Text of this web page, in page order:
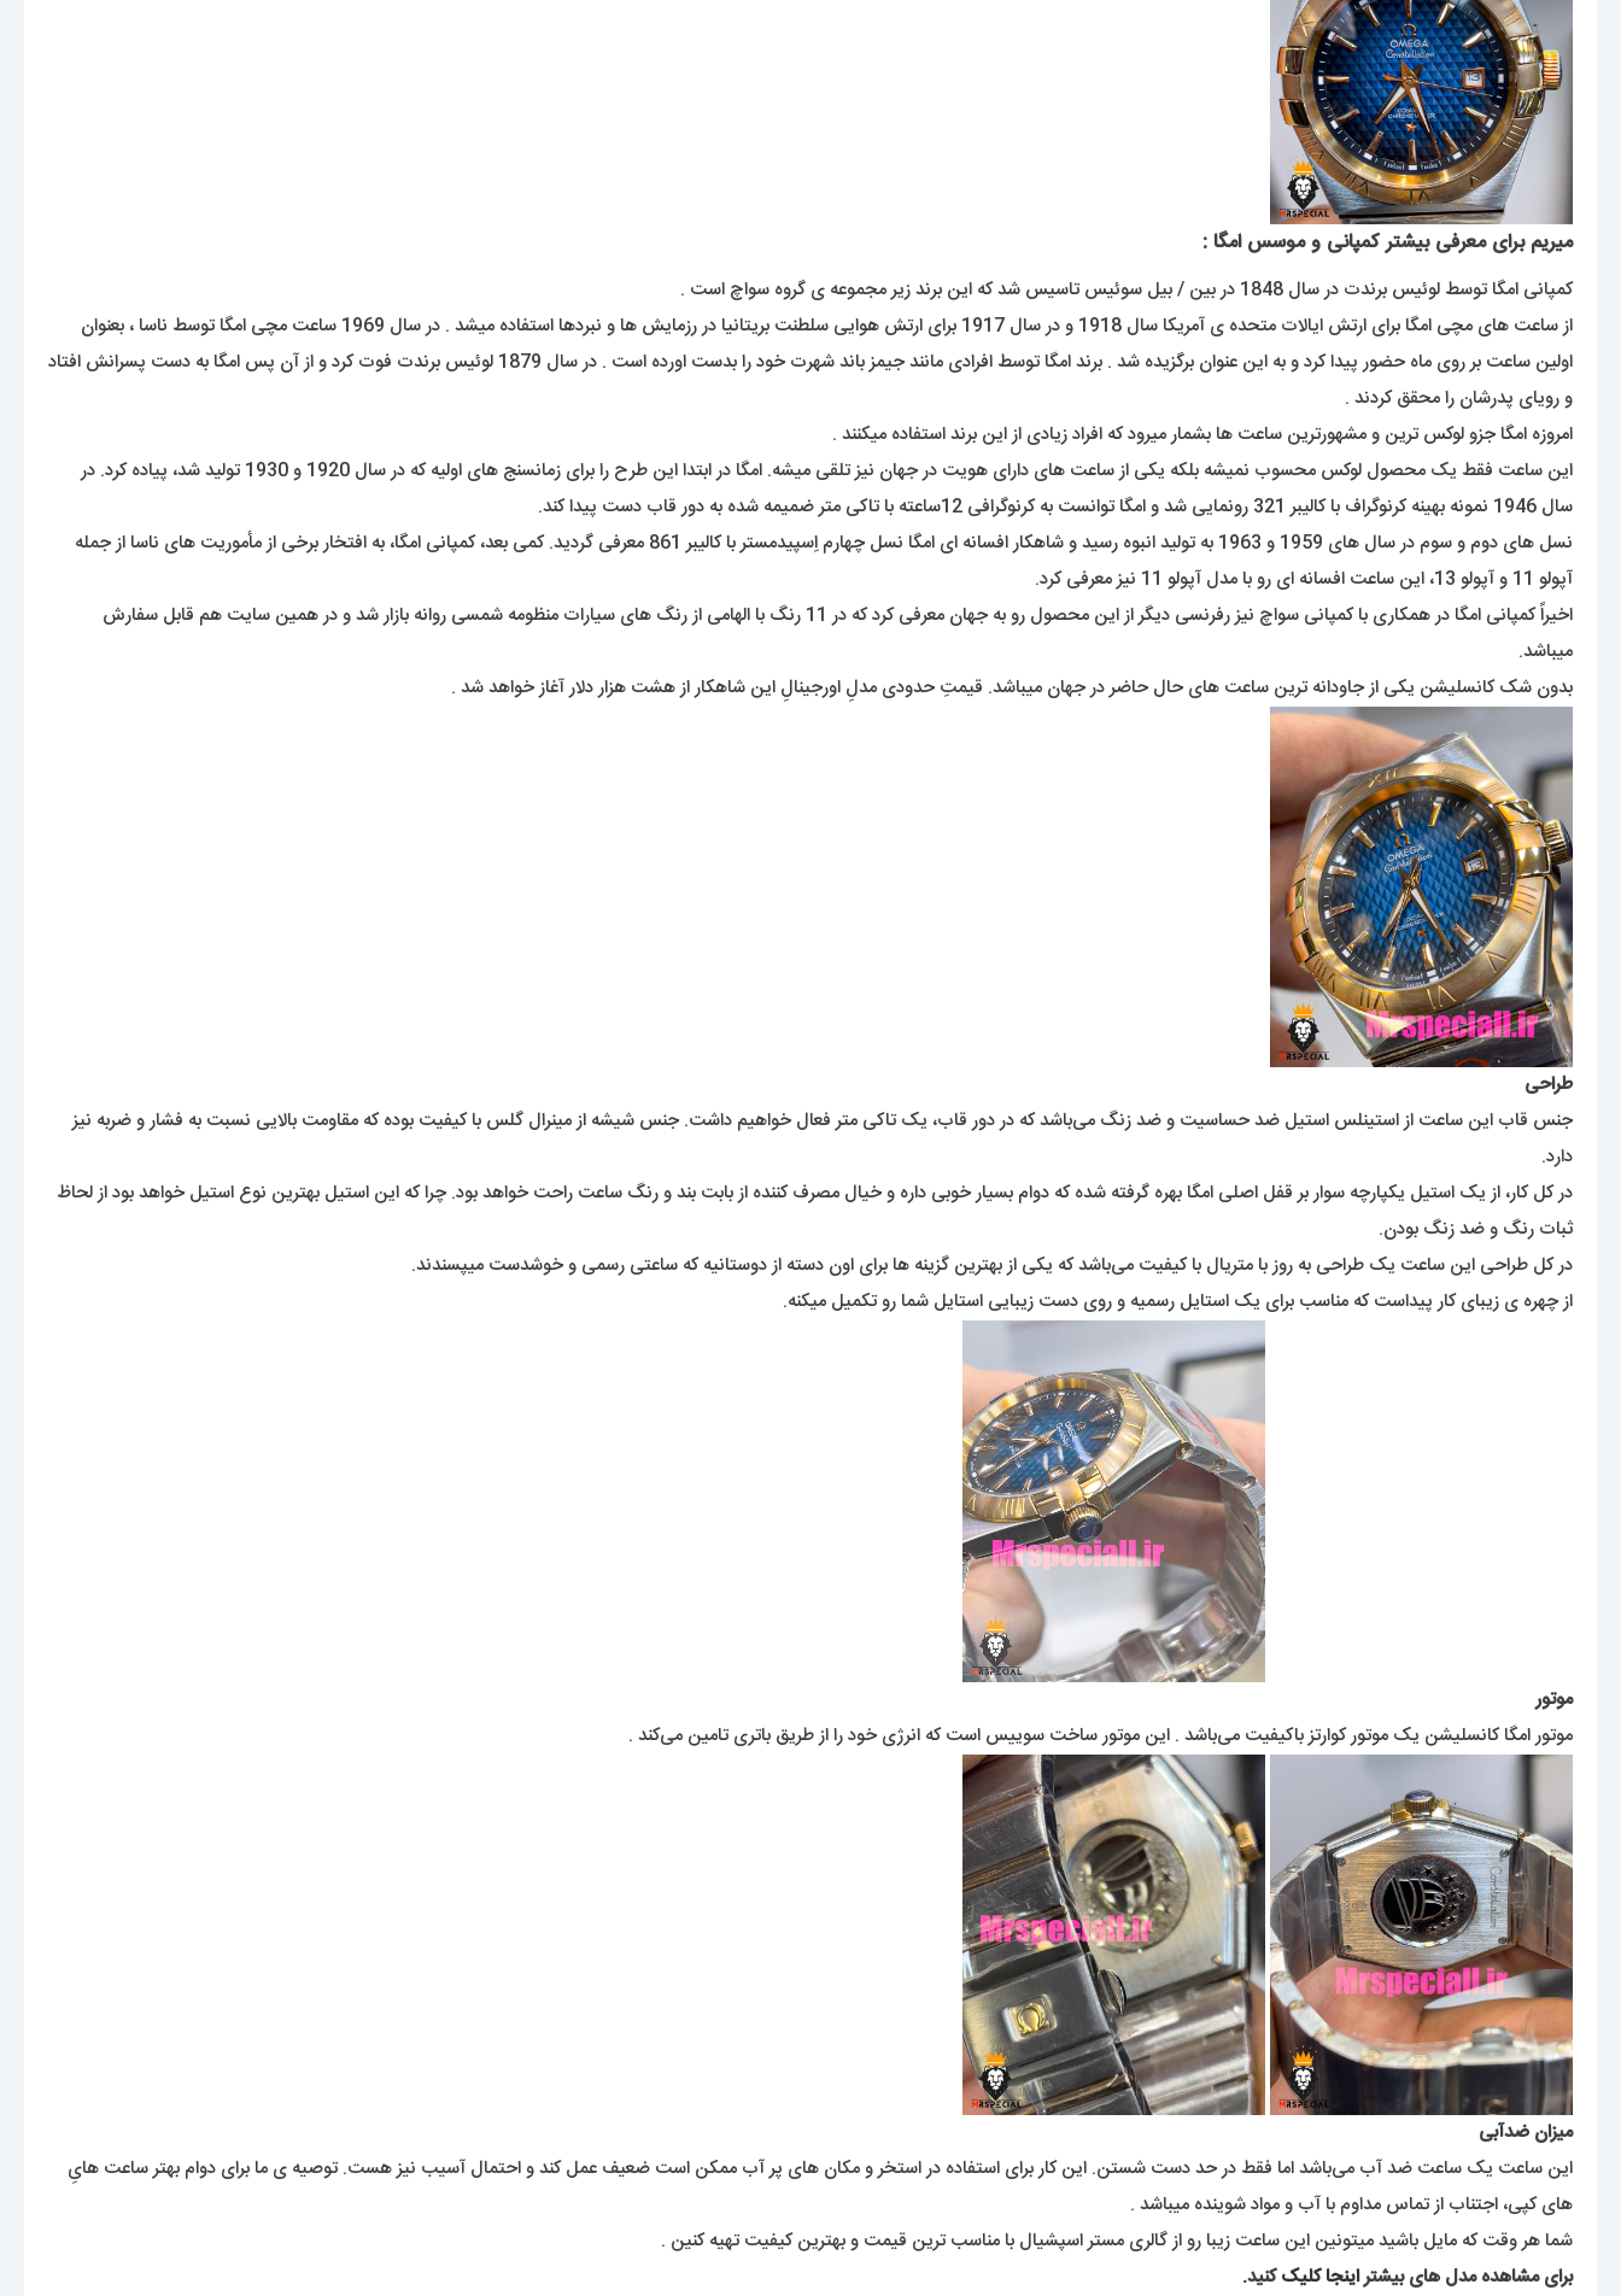
میریم برای معرفی بیشتر کمپانی و موسس امگا :
کمپانی امگا توسط لوئیس برندت در سال 1848 در بین / بیل سوئیس تاسیس شد که این برند زیر مجموعه ی گروه سواچ است .
از ساعت های مچی امگا برای ارتش ایالات متحده ی آمریکا سال 1918 و در سال 1917 برای ارتش هوایی سلطنت بریتانیا در رزمایش ها و نبردها استفاده میشد . در سال 1969 ساعت مچی امگا توسط ناسا ، بعنوان
اولین ساعت بر روی ماه حضور پیدا کرد و به این عنوان برگزیده شد . برند امگا توسط افرادی مانند جیمز باند شهرت خود را بدست اورده است . در سال 1879 لوئیس برندت فوت کرد و از آن پس امگا به دست پسرانش افتاد
و رویای پدرشان را محقق کردند .
امروزه امگا جزو لوکس ترین و مشهورترین ساعت ها بشمار میرود که افراد زیادی از این برند استفاده میکنند .
این ساعت فقط یک محصول لوکس محسوب نمیشه بلکه یکی از ساعت های دارای هویت در جهان نیز تلقی میشه. امگا در ابتدا این طرح را برای زمانسنج های اولیه که در سال 1920 و 1930 تولید شد، پیاده کرد. در
سال 1946 نمونه بهینه کرنوگراف با کالیبر 321 رونمایی شد و امگا توانست به کرنوگرافی 12ساعته با تاکی متر ضمیمه شده به دور قاب دست پیدا کند.
نسل های دوم و سوم در سال های 1959 و 1963 به تولید انبوه رسید و شاهکار افسانه ای امگا نسل چهارم اِسپیدمستر با کالیبر 861 معرفی گردید. کمی بعد، کمپانی امگا، به افتخار برخی از مأموریت های ناسا از جمله
آپولو 11 و آپولو 13، این ساعت افسانه ای رو با مدل آپولو 11 نیز معرفی کرد.
اخیراً کمپانی امگا در همکاری با کمپانی سواچ نیز رفرنسی دیگر از این محصول رو به جهان معرفی کرد که در 11 رنگ با الهامی از رنگ های سیارات منظومه شمسی روانه بازار شد و در همین سایت هم قابل سفارش
میباشد.
بدون شک کانسلیشن یکی از جاودانه ترین ساعت های حال حاضر در جهان میباشد. قیمتِ حدودی مدلِ اورجینالِ این شاهکار از هشت هزار دلار آغاز خواهد شد .
طراحی
جنس قاب این ساعت از استینلس استیل ضد حساسیت و ضد زنگ می‌باشد که در دور قاب، یک تاکی متر فعال خواهیم داشت. جنس شیشه از مینرال گلس با کیفیت بوده که مقاومت بالایی نسبت به فشار و ضربه نیز
دارد.
در کل کار، از یک استیل یکپارچه سوار بر قفل اصلی امگا بهره گرفته شده که دوام بسیار خوبی داره و خیال مصرف کننده از بابت بند و رنگ ساعت راحت خواهد بود. چرا که این استیل بهترین نوع استیل خواهد بود از لحاظ
ثبات رنگ و ضد زنگ بودن.
در کل طراحی این ساعت یک طراحی به روز با متریال با کیفیت می‌باشد که یکی از بهترین گزینه ها برای اون دسته از دوستانیه که ساعتی رسمی و خوشدست میپسندند.
از چهره ی زیبای کار پیداست که مناسب برای یک استایل رسمیه و روی دست زیبایی استایل شما رو تکمیل میکنه.
موتور
موتور امگا کانسلیشن یک موتور کوارتز باکیفیت می‌باشد . این موتور ساخت سوییس است که انرژی خود را از طریق باتری تامین می‌کند .
میزان ضدآبی
این ساعت یک ساعت ضد آب می‌باشد اما فقط در حد دست شستن. این کار برای استفاده در استخر و مکان های پر آب ممکن است ضعیف عمل کند و احتمال آسیب نیز هست. توصیه ی ما برای دوام بهتر ساعت هایِ
های کپی، اجتناب از تماس مداوم با آب و مواد شوینده میباشد .
شما هر وقت که مایل باشید میتونین این ساعت زیبا رو از گالری مستر اسپشیال با مناسب ترین قیمت و بهترین کیفیت تهیه کنین .
برای مشاهده مدل های بیشتراینجا کلیککنید.